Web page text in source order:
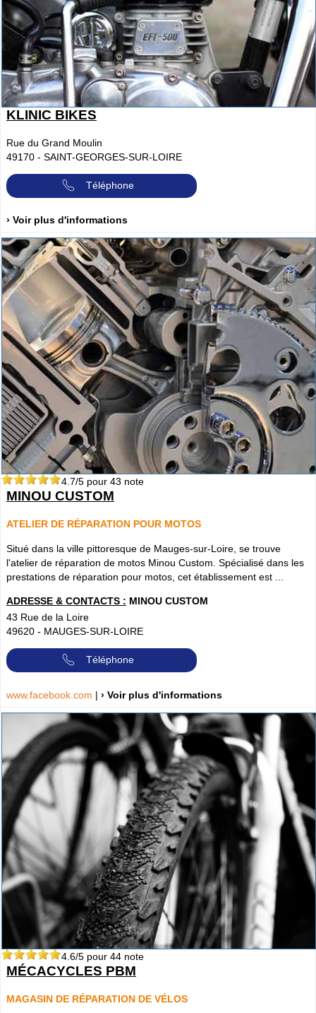
KLINIC BIKES
Rue du Grand Moulin
49170 - SAINT-GEORGES-SUR-LOIRE
Téléphone
› Voir plus d'informations
4.7/5 pour 43 note
MINOU CUSTOM
ATELIER DE RÉPARATION POUR MOTOS
Situé dans la ville pittoresque de Mauges-sur-Loire, se trouve
l'atelier de réparation de motos Minou Custom. Spécialisé dans les
prestations de réparation pour motos, cet établissement est ...
ADRESSE & CONTACTS : MINOU CUSTOM
43 Rue de la Loire
49620 - MAUGES-SUR-LOIRE
Téléphone
www.facebook.com | › Voir plus d'informations
4.6/5 pour 44 note
MÉCACYCLES PBM
MAGASIN DE RÉPARATION DE VÉLOS